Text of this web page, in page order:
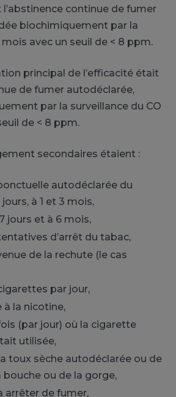
l’abstinence continue de fumer
biochimiquement par la
avec un seuil de < 8 ppm.
principal de l’efficacité était
de fumer autodéclarée,
par la surveillance du CO
de < 8 ppm.
secondaires étaient :
autodéclarée du
à 1 et 3 mois,
jours et à 6 mois,
d’arrêt du tabac,
de la rechute (le cas
par jour,
à la nicotine,
(par jour) où la cigarette
utilisée,
toux sèche autodéclarée ou de
bouche ou de la gorge,
arrêter de fumer,